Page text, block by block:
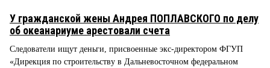
У гражданской жены Андрея ПОПЛАВСКОГО по делу
об океанариуме арестовали счета
Следователи ищут деньги, присвоенные экс-директором ФГУП
«Дирекция по строительству в Дальневосточном федеральном